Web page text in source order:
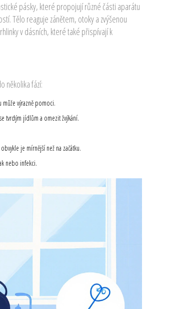
pásky, které propojují různé části aparátu
Tělo reaguje zánětem, otoky a zvýšenou
v dásních, které také přispívají k
několika fází:
výrazně pomoci.
tvrdým jídlům a omezit žvýkání.
je mírnější než na začátku.
nebo infekci.